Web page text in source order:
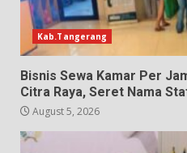
Kab.Tangerang
Bisnis Sewa Kamar Per
Citra Raya, Seret Nama
August 5, 2026